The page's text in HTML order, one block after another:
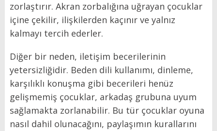
zorlaştırır. Akran zorbalığına uğrayan çocuklar
içine çekilir, ilişkilerden kaçınır ve yalnız
kalmayı tercih ederler.
Diğer bir neden, iletişim becerilerinin
yetersizliğidir. Beden dili kullanımı, dinleme,
karşılıklı konuşma gibi becerileri henüz
gelişmemiş çocuklar, arkadaş grubuna uyum
sağlamakta zorlanabilir. Bu tür çocuklar oyuna
nasıl dahil olunacağını, paylaşımın kurallarını